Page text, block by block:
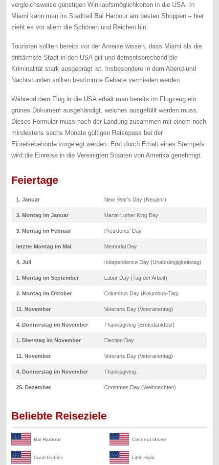
vergleichsweise günstigen Winkaufsmöglichkeiten in die USA. In
Miami kann man im Stadtteil Bal Harbour am besten Shoppen – hier
zieht es vor allem die Schönen und Reichen hin.
Touristen sollten bereits vor der Anreise wissen, dass Miami als die
drittärmste Stadt in den USA gilt und dementsprechend die
Kriminalität stark ausgeprägt ist. Insbesondere in dem Abend-und
Nachtstunden sollten bestimmte Gebiete vermieden werden.
Während dem Flug in die USA erhält man bereits im Flugzeug ein
grünes Dokument ausgehändigt, welches ausgefüllt werden muss.
Dieses Formular muss nach der Landung zusammen mit einem noch
mindestens sechs Monate gültigen Reisepass bei der
Einreisebehörde vorgelegt werden. Erst durch Erhalt eines Stempels
wird die Einreise in die Vereinigten Staaten von Amerika genehmigt.
Feiertage
1. Januar New Year's Day (Neujahr)
3. Montag im Januar Martin Luther King Day
3. Montag im Februar Presidents' Day
letzter Montag im Mai Memorial Day
4. Juli Independence Day (Unabhängigkeitstag)
1. Montag im September Labor Day (Tag der Arbeit)
2. Montag im Oktober Columbus Day (Kolumbus-Tag)
11. November Veterans Day (Veteranentag)
4. Donnerstag im November Thanksgiving (Erntedankfest)
1. Dienstag im November Election Day
11. November Veterans Day (Veteranentag)
4. Donnerstag im November Thanksgiving
25. Dezember Christmas Day (Weihnachten)
Beliebte Reiseziele
Bal Harbour Coconut Grove
Coral Gables Little Haiti